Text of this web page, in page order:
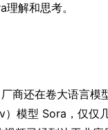
解和思考。
商还在卷大语言
模型 Sora，仅仅